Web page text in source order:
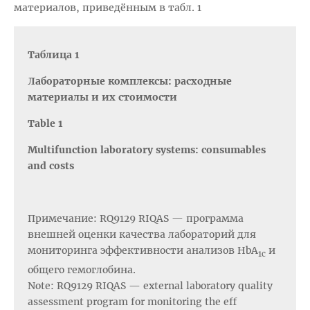
материалов, приведённым в табл. 1
Таблица 1
Лабораторные комплексы: расходные
материалы и их стоимости
Table 1
Multifunction laboratory systems: consumables
and costs
Примечание: RQ9129 RIQAS — программа
внешней оценки качества лабораторий для
мониторинга эффективности анализов HbA1c и
общего гемоглобина.
Note: RQ9129 RIQAS — external laboratory quality
assessment program for monitoring the eff